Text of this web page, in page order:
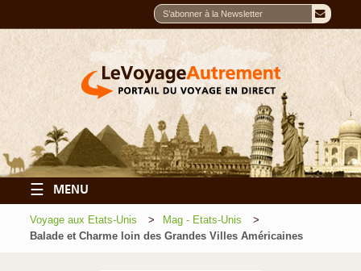
☰ MENU
Voyage aux Etats-Unis
Mag - Etats-Unis
Balade et Charme loin des Grandes Villes Américaines